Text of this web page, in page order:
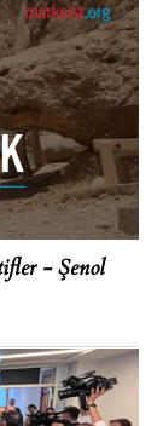
- Şenol